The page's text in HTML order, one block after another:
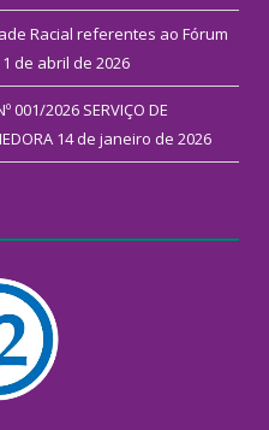
Racial referentes ao Fórum
1 de abril de 2026
001/2026 SERVIÇO DE
14 de janeiro de 2026